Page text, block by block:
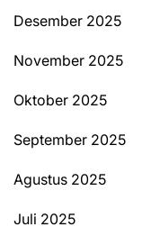
Desember 2025
November 2025
Oktober 2025
September 2025
Agustus 2025
Juli 2025